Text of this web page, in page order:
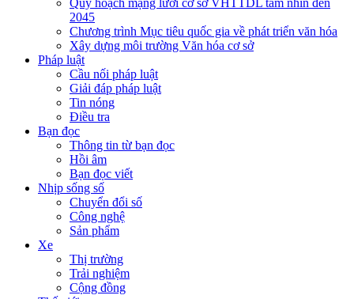
Quy hoạch mạng lưới cơ sở VHTTDL tầm nhìn đến
2045
Chương trình Mục tiêu quốc gia về phát triển văn hóa
Xây dựng môi trường Văn hóa cơ sở
Pháp luật
Cầu nối pháp luật
Giải đáp pháp luật
Tin nóng
Điều tra
Bạn đọc
Thông tin từ bạn đọc
Hồi âm
Bạn đọc viết
Nhịp sống số
Chuyển đổi số
Công nghệ
Sản phẩm
Xe
Thị trường
Trải nghiệm
Cộng đồng